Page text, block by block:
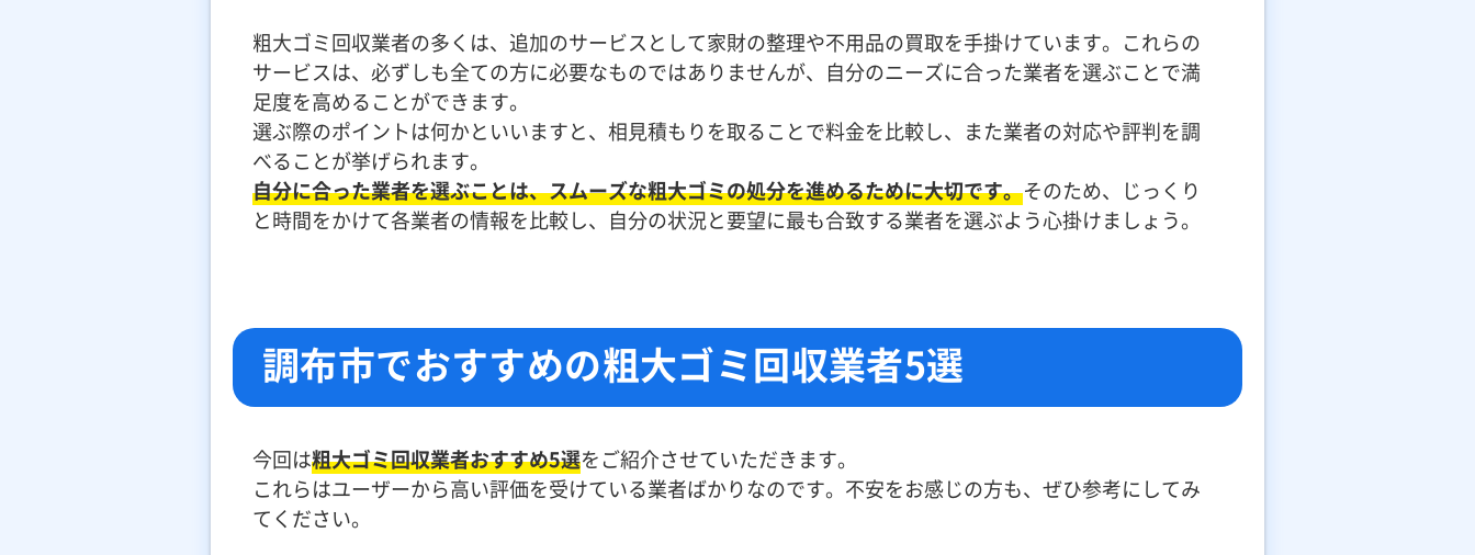
粗大ゴミ回収業者の多くは、追加のサービスとして家財の整理や不用品の買取を手掛けています。これらの
サービスは、必ずしも全ての方に必要なものではありませんが、自分のニーズに合った業者を選ぶことで満
足度を高めることができます。
選ぶ際のポイントは何かといいますと、相見積もりを取ることで料金を比較し、また業者の対応や評判を調
べることが挙げられます。
自分に合った業者を選ぶことは、スムーズな粗大ゴミの処分を進めるために大切です。そのため、じっくり
と時間をかけて各業者の情報を比較し、自分の状況と要望に最も合致する業者を選ぶよう心掛けましょう。
調布市でおすすめの粗大ゴミ回収業者5選
今回は粗大ゴミ回収業者おすすめ5選をご紹介させていただきます。
これらはユーザーから高い評価を受けている業者ばかりなのです。不安をお感じの方も、ぜひ参考にしてみ
てください。